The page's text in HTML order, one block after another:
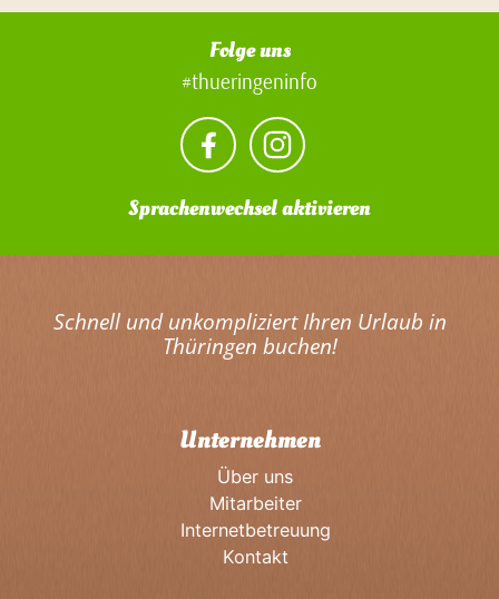
Folge uns
#thueringeninfo
Sprachenwechsel aktivieren
Schnell und unkompliziert Ihren Urlaub in
Thüringen buchen!
Unternehmen
Über uns
Mitarbeiter
Internetbetreuung
Kontakt